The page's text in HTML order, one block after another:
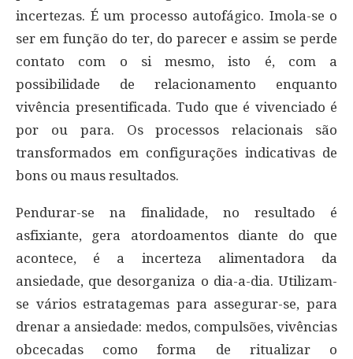
incertezas. É um processo autofágico. Imola-se o
ser em função do ter, do parecer e assim se perde
contato com o si mesmo, isto é, com a
possibilidade de relacionamento enquanto
vivência presentificada. Tudo que é vivenciado é
por ou para. Os processos relacionais são
transformados em configurações indicativas de
bons ou maus resultados.
Pendurar-se na finalidade, no resultado é
asfixiante, gera atordoamentos diante do que
acontece, é a incerteza alimentadora da
ansiedade, que desorganiza o dia-a-dia. Utilizam-
se vários estratagemas para assegurar-se, para
drenar a ansiedade: medos, compulsões, vivências
obcecadas como forma de ritualizar o